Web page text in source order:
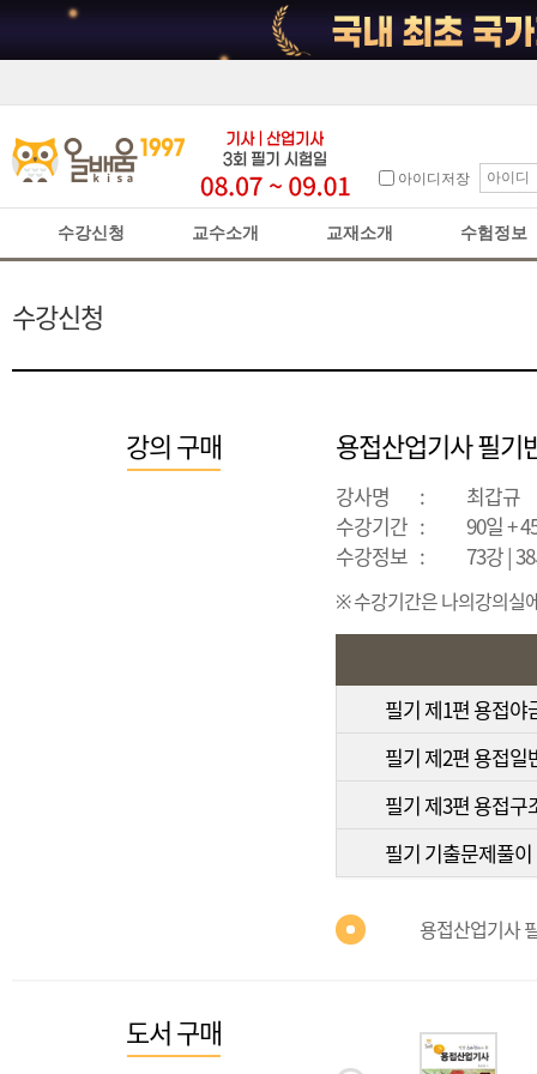
아이디저장
수강신청 교수소개 교재소개 수험정보
수강신청
강의 구매 용접산업기사 필기
강사명 :
최갑규
수강기간 :
90일 +
수강정보 : 73강 |
※ 수강기간은 나의강의실
필기 제1편 용접
필기 제2편 용접일
필기 제3편 용접구
필기 기출문제풀이
용접산업기사
도서 구매